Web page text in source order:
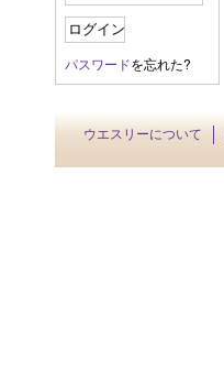
パスワードを忘れた?
ウエスリーについて